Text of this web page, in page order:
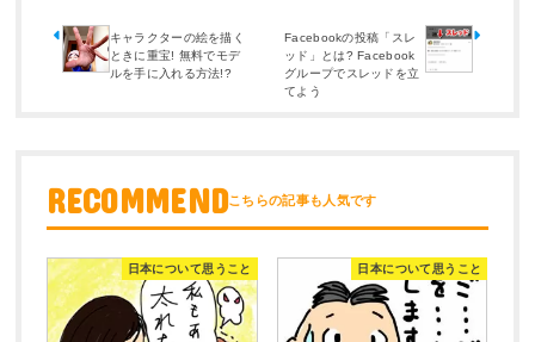
キャラクターの絵を描く
ときに重宝! 無料でモデ
ルを手に入れる方法!?
Facebookの投稿「スレ
ッド」とは? Facebook
グループでスレッドを立
てよう
RECOMMEND
日本について思うこと 日本について思うこと